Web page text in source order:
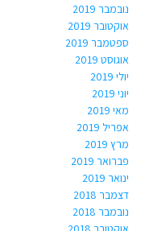
נובמבר 2019
אוקטובר 2019
ספטמבר 2019
אוגוסט 2019
יולי 2019
יוני 2019
מאי 2019
אפריל 2019
מרץ 2019
פברואר 2019
ינואר 2019
דצמבר 2018
נובמבר 2018